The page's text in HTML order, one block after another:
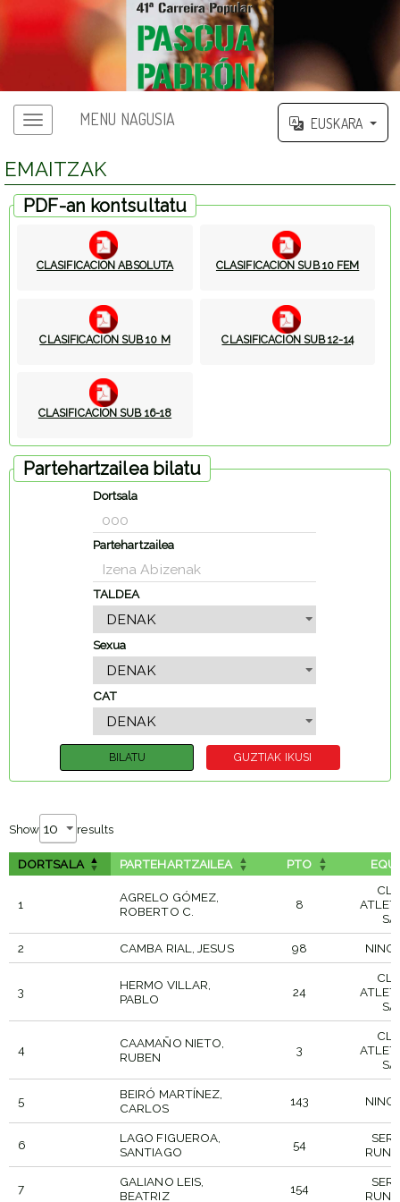
MENU NAGUSIA EUSKARA
EMAITZAK
PDF-an kontsultatu
CLASIFICACION ABSOLUTA CLASIFICACION SUB 10 FEM
CLASIFICACION SUB 10 M CLASIFICACION SUB 12-14
CLASIFICACION SUB 16-18
Partehartzailea bilatu
Dortsala
Partehartzailea
TALDEA
Sexua
CAT
Show results
DORTSALA PARTEHARTZAILEA PTO
1
AGRELO GÓMEZ,
ROBERTO C.
8
2 CAMBA RIAL, JESUS 98
3
HERMO VILLAR,
PABLO
24
4
CAAMAÑO NIETO,
RUBEN
3
5
BEIRÓ MARTÍNEZ,
CARLOS
143
6
LAGO FIGUEROA,
SANTIAGO
54
7
GALIANO LEIS,
BEATRIZ
154